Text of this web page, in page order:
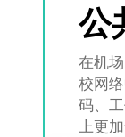
公
在机
校网
码、
上更加